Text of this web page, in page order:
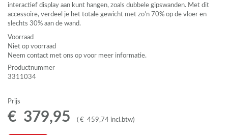
interactief display aan kunt hangen, zoals dubbele gipswanden. Met dit
accessoire, verdeel je het totale gewicht met zo’n 70% op de vloer en
slechts 30% aan de wand.
Voorraad
Niet op voorraad
Neem contact met ons op voor meer informatie.
Productnummer
3311034
Prijs
€ 379,95 ( € 459,74 incl.btw)